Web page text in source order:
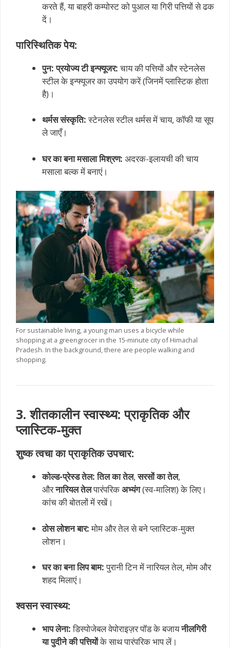
करते हैं, या बाहरी कम्पोस्ट को पुआल या गिरी पत्तियों से ढक
दें।
पारिस्थितिक पेय:
पुन: प्रयोज्य टी इन्फ्यूजर:चाय की पत्तियों और स्टेनलेस
स्टील के इन्फ्यूजर का उपयोग करें (जिनमें प्लास्टिक होता
है)।
थर्मस संस्कृति:स्टेनलेस स्टील थर्मस में चाय, कॉफी या सूप
ले जाएँ।
घर का बना मसाला मिश्रण: अदरक-इलायची की चाय
मसाला बल्क में बनाएं।
For sustainable living, a young man uses a bicycle while
shopping at a greengrocer in the 15-minute city of Himachal
Pradesh. In the background, there are people walking and
shopping.
3. शीतकालीन स्वास्थ्य: प्राकृतिक और
प्लास्टिक-मुक्त
शुष्क त्वचा का प्राकृतिक उपचार:
कोल्ड-प्रेस्ड तेल: तिल का तेल,सरसों का तेल,
औरनारियल तेलपारंपरिकअभ्यंग(स्व-मालिश) के लिए।
कांच की बोतलों में रखें।
ठोस लोशन बार:मोम और तेल से बने प्लास्टिक-मुक्त
लोशन।
घर का बना लिप बाम:पुरानी टिन में नारियल तेल, मोम और
शहद मिलाएं।
श्वसन स्वास्थ्य:
भाप लेना:डिस्पोजेबल वेपोराइज़र पॉड के बजायनीलगिरी
या पुदीने की पत्तियोंके साथ पारंपरिक भाप लें।